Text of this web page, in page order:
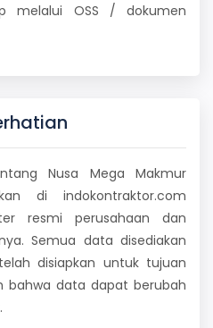
melalui OSS / dokumen
Nusa Mega Makmur
di indokontraktor.com
resmi perusahaan dan
Semua data disediakan
disiapkan untuk tujuan
bahwa data dapat berubah